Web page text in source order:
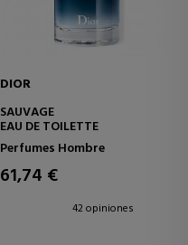
DIOR
SAUVAGE
EAU DE TOILETTE
Perfumes Hombre
61,74 €
42 opiniones